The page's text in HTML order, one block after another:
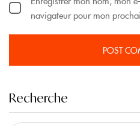
Recherche
navigateur pour mon